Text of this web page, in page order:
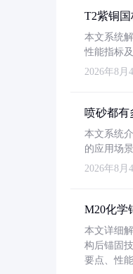
T2紫铜
本文系统
性能指标
2026年8月
喷砂都有
本文系统
的应用场
2026年8月
M20化学
本文详细
构后锚固
要点、性